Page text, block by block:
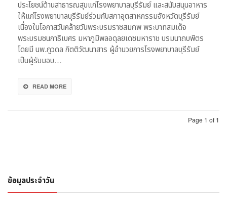
สาธารณสุ
ประโยชน์ด้านสาธารณสุขแก่โรงพยาบาลบุรีรัมย์ และสนับสนุนอาหาร
ให้แก่โรงพยาบาลบุรีรัมย์ร่วมกับสภาอุตสาหกรรมจังหวัดบุรีรัมย์
เนื่องในโอกาสวันคล้ายวันพระบรมราชสมภพ พระบาทสมเด็จ
พระบรมชนกาธิเบศร มหาภูมิพลอดุลยเดชมหาราช บรมนาถบพิตร
โดยมี นพ.ภูวดล กิตติวัฒนาสาร ผู้อำนวยการโรงพยาบาลบุรีรัมย์
เป็นผู้รับมอบ…
READ MORE
Page 1 of 1
ข้อมูลประจำวัน